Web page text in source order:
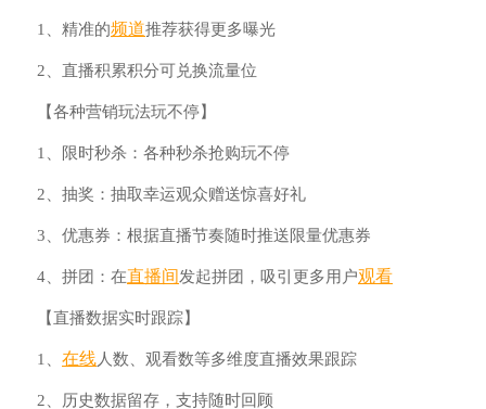
1、精准的频道推荐获得更多曝光
2、直播积累积分可兑换流量位
【各种营销玩法玩不停】
1、限时秒杀：各种秒杀抢购玩不停
2、抽奖：抽取幸运观众赠送惊喜好礼
3、优惠券：根据直播节奏随时推送限量优惠券
4、拼团：在直播间发起拼团，吸引更多用户观看
【直播数据实时跟踪】
1、 在线人数、观看数等多维度直播效果跟踪
2、历史数据留存，支持随时回顾